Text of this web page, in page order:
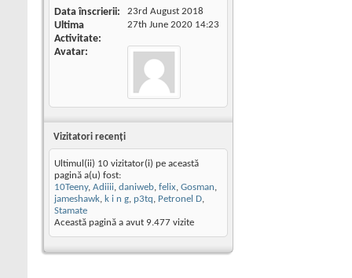
Data înscrierii 23rd August 2018
Ultima
Activitate
27th June 2020 14:23
Avatar
Vizitatori recenţi
Ultimul(ii) 10 vizitator(i) pe această
pagină a(u) fost:
10Teeny, Adiiii, daniweb, felix, Gosman,
jameshawk, k i n g, p3tq, Petronel D,
Stamate
Această pagină a avut 9.477 vizite